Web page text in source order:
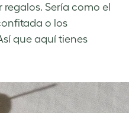
Sería como el
o los
que aquí tienes